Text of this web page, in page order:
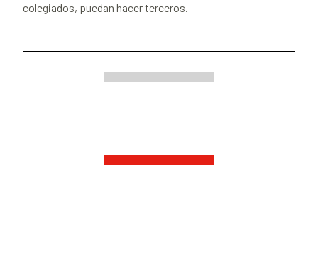
colegiados, puedan hacer terceros.